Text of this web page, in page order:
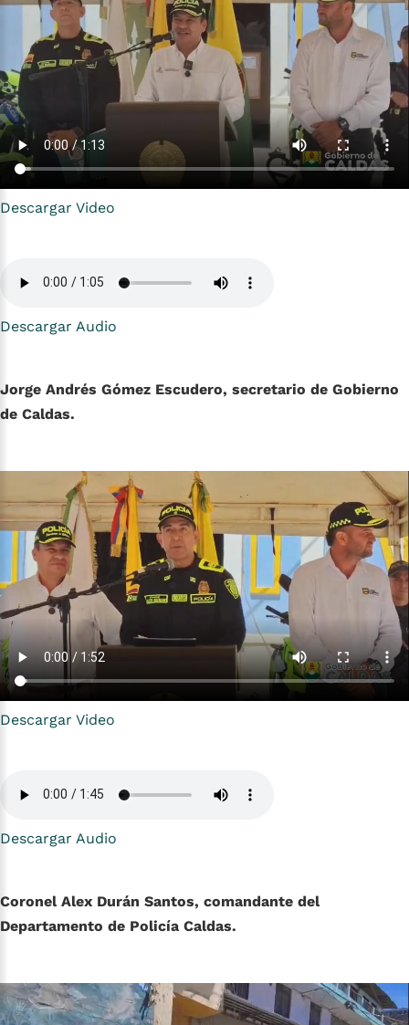
Descargar Video
Descargar Audio
Jorge Andrés Gómez Escudero, secretario de Gobierno
de Caldas.
Descargar Video
Descargar Audio
Coronel Alex Durán Santos, comandante del
Departamento de Policía Caldas.